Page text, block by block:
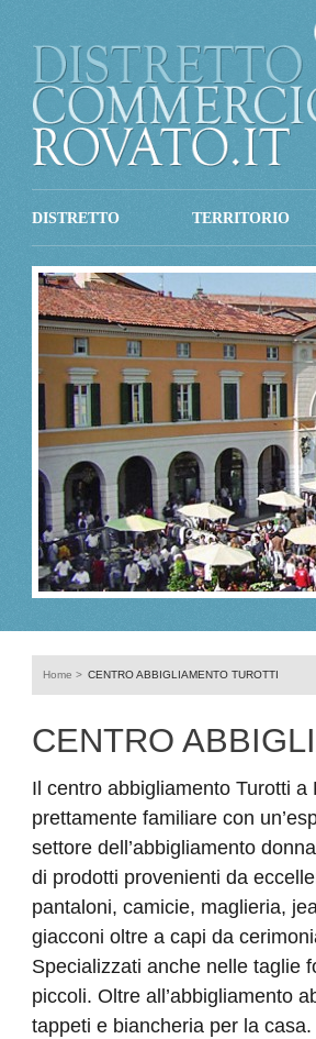
DISTRETTO TERRITORIO
Home > CENTRO ABBIGLIAMENTO TUROTTI
CENTRO
Il centro abbigliamento Turotti
prettamente familiare con
settore dell’abbigliamento
di prodotti provenienti da
pantaloni, camicie, maglieria,
giacconi oltre a capi da
Specializzati anche nelle taglie
piccoli. Oltre all’abbigliamento
tappeti e biancheria per la